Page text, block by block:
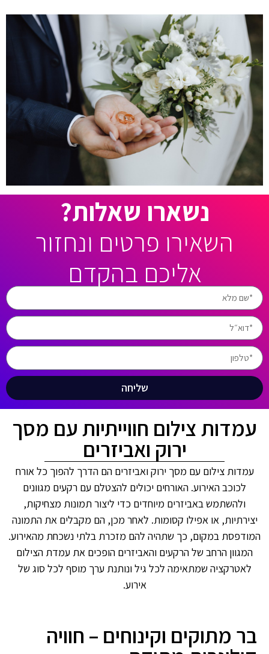
נשארו שאלות?
השאירו פרטים ונחזור
אליכם בהקדם
שליחה
עמדות צילום חווייתיות עם מסך
ירוק ואביזרים
עמדות צילום עם מסך ירוק ואביזרים הם הדרך להפוך כל אורח
לכוכב האירוע. האורחים יכולים להצטלם עם רקעים מגוונים
ולהשתמש באביזרים מיוחדים כדי ליצור תמונות מצחיקות,
יצירתיות, או אפילו קסומות. לאחר מכן, הם מקבלים את התמונה
המודפסת במקום, כך שתהיה להם מזכרת בלתי נשכחת מהאירוע.
המגוון הרחב של הרקעים והאביזרים הופכים את עמדת הצילום
לאטרקציה שמתאימה לכל גיל ונותנת ערך מוסף לכל סוג של
אירוע.
בר מתוקים וקינוחים – חוויה